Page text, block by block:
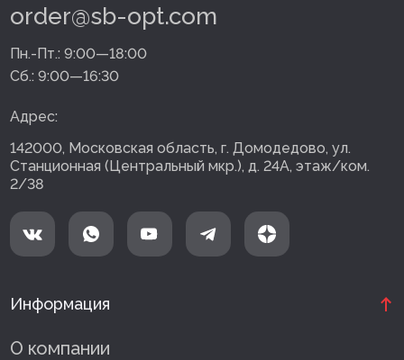
order@sb-opt.com
Пн.-Пт.: 9:00—18:00
Сб.: 9:00—16:30
Адрес:
142000, Московская область, г. Домодедово, ул.
Станционная (Центральный мкр.), д. 24А, этаж/ком.
2/38
Информация
О компании